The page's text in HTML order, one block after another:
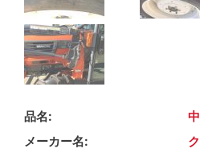
品名
メーカー名